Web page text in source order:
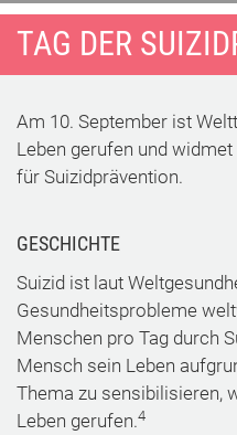
TAG DER
Am 10. September ist
Leben gerufen und
für Suizidprävention.
GESCHICHTE
Suizid ist laut
Gesundheitsprobleme
Menschen pro Tag durch
Mensch sein Leben
Thema zu sensibilisieren,
Leben gerufen.4